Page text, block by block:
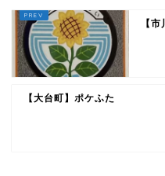
【
【大台町】ポケふた